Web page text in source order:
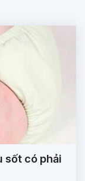
sốt có phải